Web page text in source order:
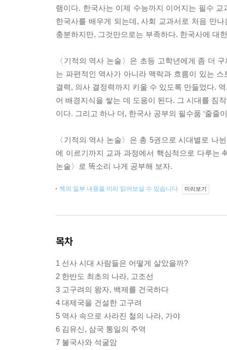
램이다. 한국사는 이제 수능까지 이어지는 필수
한국사를 배우게 되는데, 사회 교과서로 처음 만
충분하지만, 그것만으로는 부족하다. 한국사에 대
〈기적의 역사 논술〉은 초등 고학년에게 좀 더
는 파편적인 역사가 아니라 맥락과 흐름이 있는
결력, 의사 결정력까지 키울 수 있도록 만들었다.
어 배경지식을 쌓는 데 도움이 된다. 그 시대를 짐
이다. 그리고 하나 더, 한국사 공부의 필수품 ‘줄줄
〈기적의 역사 논술〉은 총 5권으로 시대별로 나
에 이르기까지 교과 과정에서 핵심적으로 다루는
논술〉로 똑소리 나게 공부해 보자.
책의 일부 내용을 미리 읽어보실 수 있습니다. 미리보기
목차
1 선사 시대 사람들은 어떻게 살았을까?
2 한반도 최초의 나라, 고조선
3 고구려의 왕자, 백제를 건국하다
4 대제국을 건설한 고구려
5 역사 속으로 사라진 철의 나라, 가야
6 김유신, 삼국 통일의 주역
7 불국사와 석굴암